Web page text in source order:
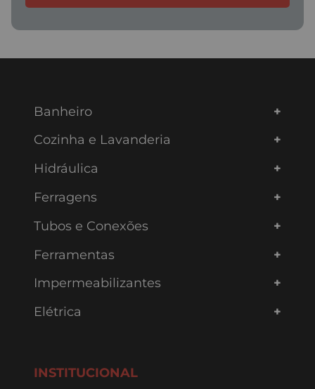
Banheiro
Cozinha e Lavanderia
Hidráulica
Ferragens
Tubos e Conexões
Ferramentas
Impermeabilizantes
Elétrica
INSTITUCIONAL